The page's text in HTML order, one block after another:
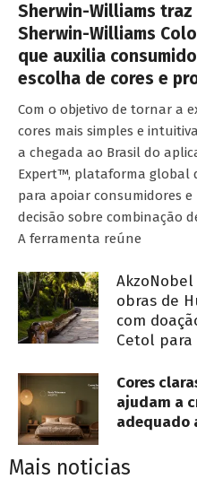
Sherwin-Williams
Sherwin-Williams
que auxilia
escolha de cores e
Com o objetivo de tornar a
cores mais simples e
a chegada ao Brasil do
Expert™, plataforma global
para apoiar consumidores
decisão sobre combinação
A ferramenta reúne
obras de
com
Cetol para
Cores
ajudam a
adequado
Mais noticias